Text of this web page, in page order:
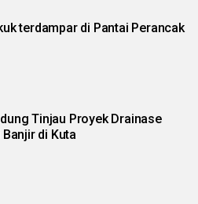
terdampar di Pantai Perancak
Tinjau Proyek Drainase
di Kuta